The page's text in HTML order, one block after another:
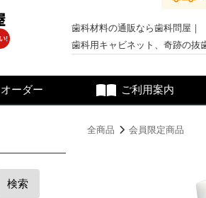
歯科材料の通販なら歯科問屋｜
歯科用キャビネット、奇跡の抜
オーダー ご利用案内
全商品 会員限定商品
検索